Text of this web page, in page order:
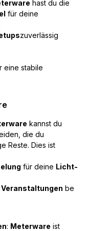
hast du die
für deine
zuverlässig
eine stabile
kannst du
die du
Reste. Dies ist
für deine Licht-
Veranstaltungen be
: Meterware ist